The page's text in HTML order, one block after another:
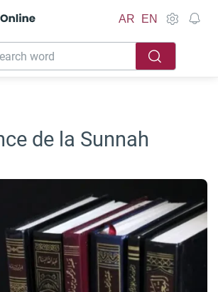
AR EN
de la Sunnah